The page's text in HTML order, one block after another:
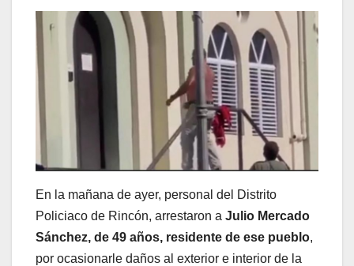
En la mañana de ayer, personal del Distrito
Policiaco de Rincón, arrestaron a Julio Mercado
Sánchez, de 49 años, residente de ese pueblo,
por ocasionarle daños al exterior e interior de la